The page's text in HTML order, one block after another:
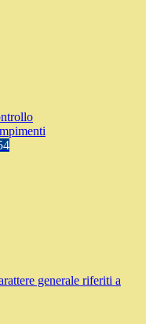
generale riferiti a